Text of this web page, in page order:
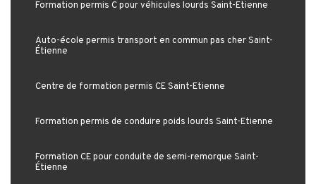
Formation permis C pour véhicules lourds Saint-Étienne
Auto-école permis transport en commun pas cher Saint-
Étienne
Centre de formation permis CE Saint-Étienne
Formation permis de conduire poids lourds Saint-Étienne
Formation CE pour conduite de semi-remorque Saint-
Étienne